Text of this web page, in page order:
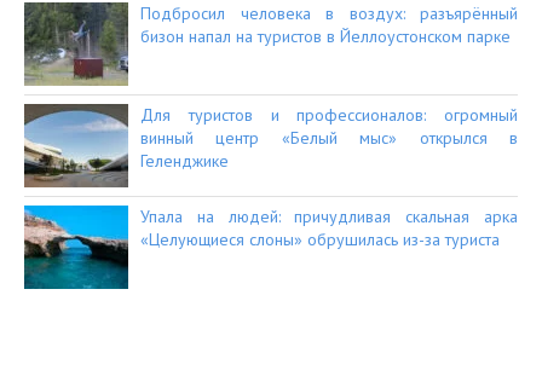
Подбросил человека в воздух: разъярённый
бизон напал на туристов в Йеллоустонском парке
Для туристов и профессионалов: огромный
винный центр «Белый мыс» открылся в
Геленджике
Упала на людей: причудливая скальная арка
«Целующиеся слоны» обрушилась из-за туриста